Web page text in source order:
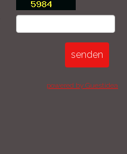
powered by Guestidea